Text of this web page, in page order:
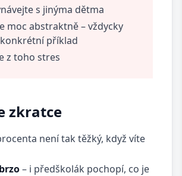
s jinýma dětma
moc abstraktně – vždycky
příklad
z toho stres
zkratce
není tak těžký, když víte
– i předškolák pochopí, co je